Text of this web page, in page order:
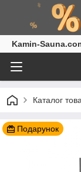
Kamin-
Каталог
Подарунок